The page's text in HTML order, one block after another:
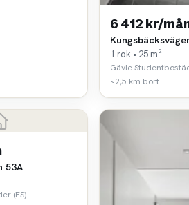
6 412 kr/
1 rok • 25 m²
Gävle
~2,5 km bort
53A
(FS)